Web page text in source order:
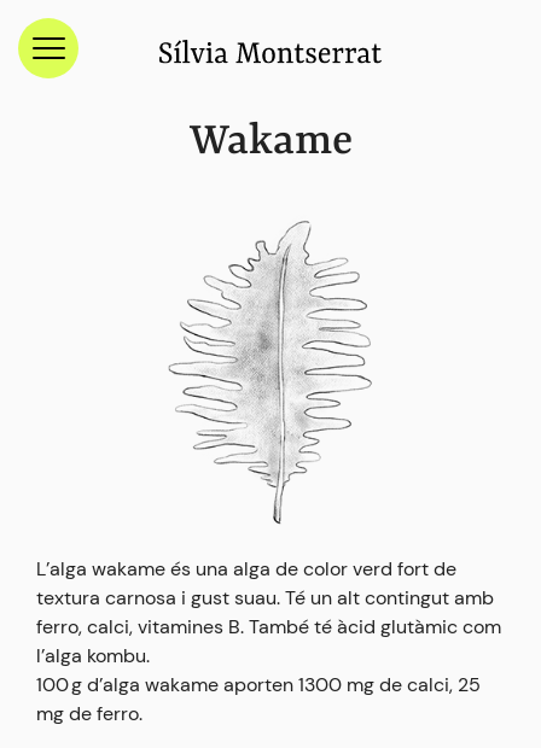
Menú
Wakame
L’alga wakame és una alga de color verd fort de
textura carnosa i gust suau. Té un alt contingut amb
ferro, calci, vitamines B. També té àcid glutàmic com
l’alga kombu.
100 g d’alga wakame aporten 1300 mg de calci, 25
mg de ferro.